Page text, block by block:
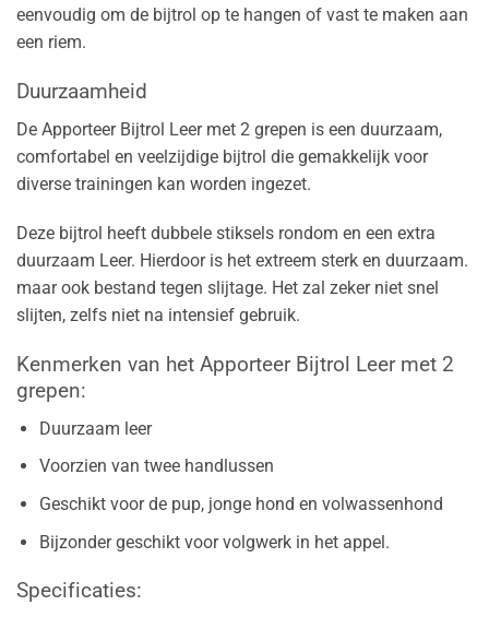
eenvoudig om de bijtrol op te hangen of vast te maken aan
een riem.
Duurzaamheid
De Apporteer Bijtrol Leer met 2 grepen is een duurzaam,
comfortabel en veelzijdige bijtrol die gemakkelijk voor
diverse trainingen kan worden ingezet.
Deze bijtrol heeft dubbele stiksels rondom en een extra
duurzaam Leer. Hierdoor is het extreem sterk en duurzaam.
maar ook bestand tegen slijtage. Het zal zeker niet snel
slijten, zelfs niet na intensief gebruik.
Kenmerken van het Apporteer Bijtrol Leer met 2
grepen:
Duurzaam leer
Voorzien van twee handlussen
Geschikt voor de pup, jonge hond en volwassenhond
Bijzonder geschikt voor volgwerk in het appel.
Specificaties: